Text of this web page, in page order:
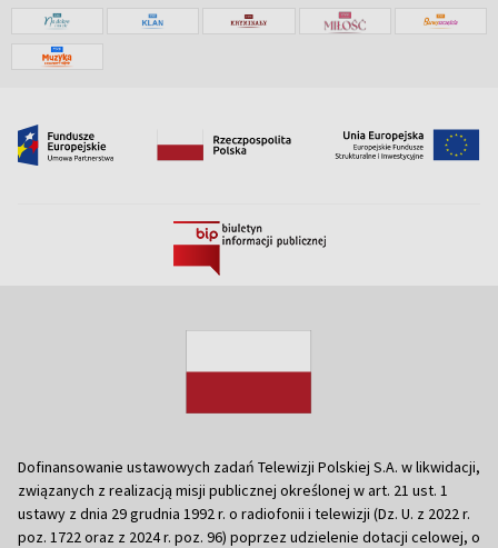
Dofinansowanie ustawowych zadań Telewizji Polskiej S.A. w likwidacji,
związanych z realizacją misji publicznej określonej w art. 21 ust. 1
ustawy z dnia 29 grudnia 1992 r. o radiofonii i telewizji (Dz. U. z 2022 r.
poz. 1722 oraz z 2024 r. poz. 96) poprzez udzielenie dotacji celowej, o